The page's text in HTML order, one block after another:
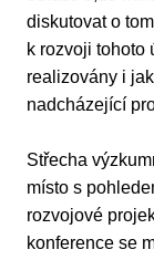
diskutovat o
k rozvoji tohoto
realizovány i
nadcházející
Střecha
místo s
rozvojové
konference se